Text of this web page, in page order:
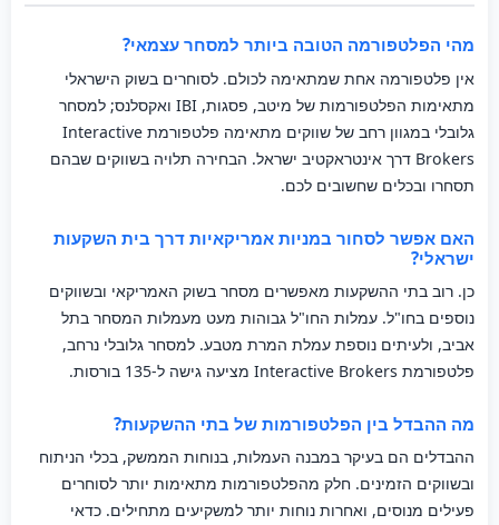
מהי הפלטפורמה הטובה ביותר למסחר עצמאי?
אין פלטפורמה אחת שמתאימה לכולם. לסוחרים בשוק הישראלי
מתאימות הפלטפורמות של מיטב, פסגות, IBI ואקסלנס; למסחר
גלובלי במגוון רחב של שווקים מתאימה פלטפורמת Interactive
Brokers דרך אינטראקטיב ישראל. הבחירה תלויה בשווקים שבהם
תסחרו ובכלים שחשובים לכם.
האם אפשר לסחור במניות אמריקאיות דרך בית השקעות
ישראלי?
כן. רוב בתי ההשקעות מאפשרים מסחר בשוק האמריקאי ובשווקים
נוספים בחו"ל. עמלות החו"ל גבוהות מעט מעמלות המסחר בתל
אביב, ולעיתים נוספת עמלת המרת מטבע. למסחר גלובלי נרחב,
פלטפורמת Interactive Brokers מציעה גישה ל-135 בורסות.
מה ההבדל בין הפלטפורמות של בתי ההשקעות?
ההבדלים הם בעיקר במבנה העמלות, בנוחות הממשק, בכלי הניתוח
ובשווקים הזמינים. חלק מהפלטפורמות מתאימות יותר לסוחרים
פעילים מנוסים, ואחרות נוחות יותר למשקיעים מתחילים. כדאי